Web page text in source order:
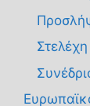
Στελέχη